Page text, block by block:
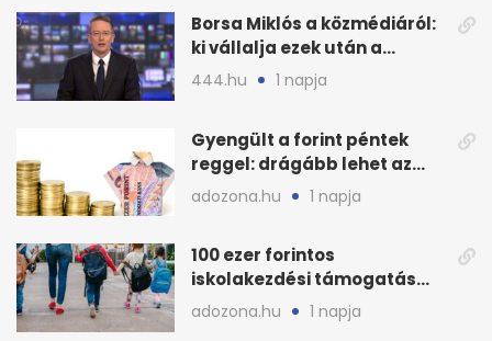
Borsa Miklós a közmédiáról:
ki vállalja ezek után a
munkát?
444.hu 1 napja
Gyengült a forint péntek
reggel: drágább lehet az
euró és a dollár
adozona.hu 1 napja
100 ezer forintos
iskolakezdési támogatás
2026 őszén: adózás,
munkáltatói plusz
adozona.hu 1 napja